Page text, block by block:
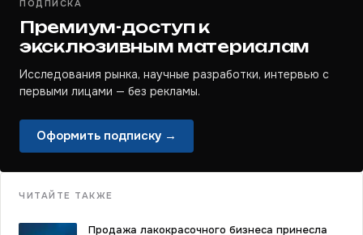
ПОДПИСКА
Премиум-доступ к
эксклюзивным материалам
Исследования рынка, научные разработки, интервью с
первыми лицами — без рекламы.
Оформить подписку →
ЧИТАЙТЕ ТАКЖЕ
Продажа лакокрасочного бизнеса принесла